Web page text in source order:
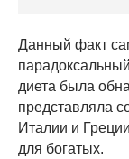
Данный факт
диета была
представляла
Италии и
для богатых.